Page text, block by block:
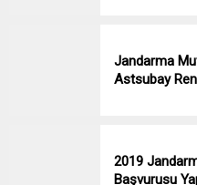
Jandarma
Astsubay
2019
Başvurusu